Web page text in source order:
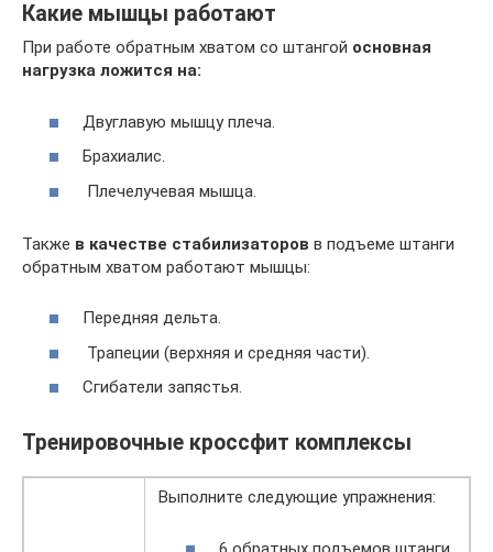
Какие мышцы работают
При работе обратным хватом со штангой основная
нагрузка ложится на:
Двуглавую мышцу плеча.
Брахиалис.
Плечелучевая мышца.
Также в качестве стабилизаторов в подъеме штанги
обратным хватом работают мышцы:
Передняя дельта.
Трапеции (верхняя и средняя части).
Сгибатели запястья.
Тренировочные кроссфит комплексы
Выполните следующие упражнения: